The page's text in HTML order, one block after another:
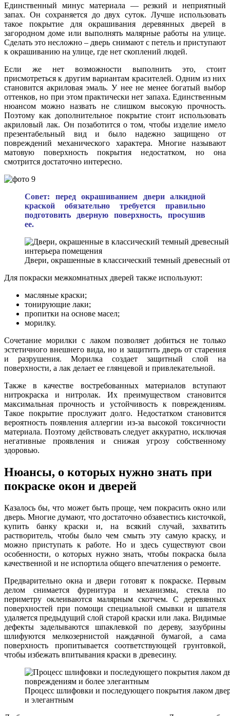
Единственный минус материала — резкий и неприятный
запах. Он сохраняется до двух суток. Лучше использовать
такое покрытие для окрашивания деревянных дверей в
загородном доме или выполнять малярные работы на улице.
Сделать это несложно – дверь снимают с петель и приступают
к окрашиванию на улице, где нет скоплений людей.
Если же нет возможности выполнить это, стоит
присмотреться к другим вариантам красителей. Одним из них
становится акриловая эмаль. У нее не менее богатый выбор
оттенков, но при этом практически нет запаха. Единственным
нюансом можно назвать не слишком высокую прочность.
Поэтому как дополнительное покрытие стоит использовать
акриловый лак. Он позаботится о том, чтобы изделие имело
презентабельный вид и было надежно защищено от
повреждений механического характера. Многие называют
матовую поверхность покрытия недостатком, но она
смотрится достаточно интересно.
Совет: перед окрашиванием двери алкидной
краской обязательно требуется правильно
подготовить дверную поверхность, просушив
ее.
Двери, окрашенные в классический темный древесный
Для покраски межкомнатных дверей также используют:
масляные краски;
тонирующие лаки;
пропитки на основе масел;
морилку.
Сочетание морилки с лаком позволяет добиться не только
эстетичного внешнего вида, но и защитить дверь от старения
и разрушения. Морилка создает защитный слой на
поверхности, а лак делает ее глянцевой и привлекательной.
Также в качестве востребованных материалов вступают
нитрокраска и нитролак. Их преимуществом становится
максимальная прочность и устойчивость к повреждениям.
Такое покрытие прослужит долго. Недостатком становится
вероятность появления аллергии из-за высокой токсичности
материала. Поэтому действовать следует аккуратно, исключая
негативные проявления и снижая угрозу собственному
здоровью.
Нюансы, о которых нужно знать при
покраске окон и дверей
Казалось бы, что может быть проще, чем покрасить окно или
дверь. Многие думают, что достаточно обзавестись кисточкой,
купить банку краски и, на всякий случай, захватить
растворитель, чтобы было чем смыть эту самую краску, и
можно приступать к работе. Но и здесь существуют свои
особенности, о которых нужно знать, чтобы покраска была
качественной и не испортила общего впечатления о ремонте.
Предварительно окна и двери готовят к покраске. Первым
делом снимается фурнитура и механизмы, стекла по
периметру оклеиваются малярным скотчем. С деревянных
поверхностей при помощи специальной смывки и шпателя
удаляется предыдущий слой старой краски или лака. Видимые
дефекты заделываются шпаклевкой по дереву, зазубрины
шлифуются мелкозернистой наждачной бумагой, а сама
поверхность пропитывается соответствующей грунтовкой,
чтобы избежать впитывания краски в древесину.
Процесс шлифовки и последующего покрытия лаком
и элегантным